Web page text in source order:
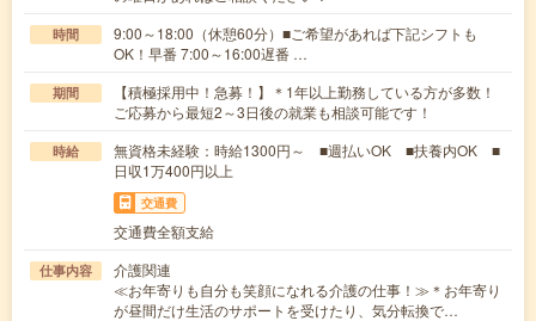
時間
9:00～18:00（休憩60分）■ご希望があれば下記シフトも
OK！早番 7:00～16:00遅番 …
期間
【積極採用中！急募！】＊1年以上勤務している方が多数！
ご応募から最短2～3日後の就業も相談可能です！
時給
無資格未経験：時給1300円～ ■週払いOK ■扶養内OK ■
日収1万400円以上
交通費
交通費全額支給
仕事内容
介護関連
≪お年寄りも自分も笑顔になれる介護の仕事！≫＊お年寄り
が昼間だけ生活のサポートを受けたり、気分転換で…